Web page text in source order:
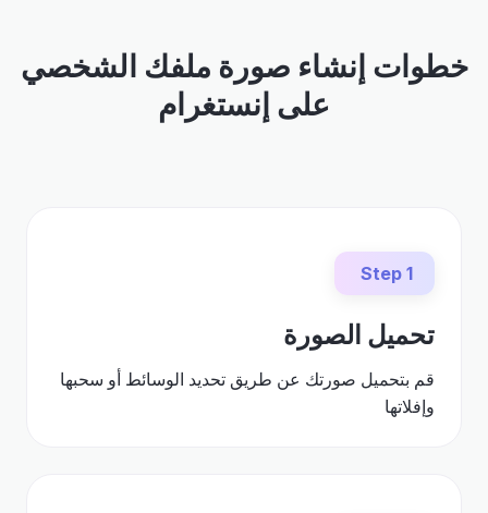
خطوات إنشاء صورة ملفك الشخصي
على إنستغرام
Step 1
تحميل الصورة
قم بتحميل صورتك عن طريق تحديد الوسائط أو سحبها
وإفلاتها